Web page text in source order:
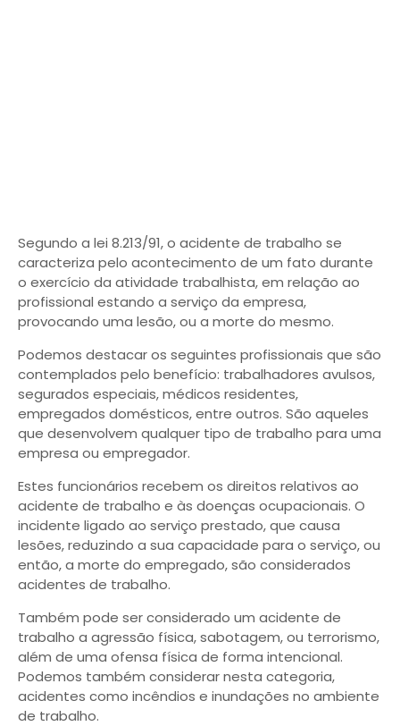
Segundo a lei 8.213/91, o acidente de trabalho se
caracteriza pelo acontecimento de um fato durante
o exercício da atividade trabalhista, em relação ao
profissional estando a serviço da empresa,
provocando uma lesão, ou a morte do mesmo.
Podemos destacar os seguintes profissionais que são
contemplados pelo benefício: trabalhadores avulsos,
segurados especiais, médicos residentes,
empregados domésticos, entre outros. São aqueles
que desenvolvem qualquer tipo de trabalho para uma
empresa ou empregador.
Estes funcionários recebem os direitos relativos ao
acidente de trabalho e às doenças ocupacionais. O
incidente ligado ao serviço prestado, que causa
lesões, reduzindo a sua capacidade para o serviço, ou
então, a morte do empregado, são considerados
acidentes de trabalho.
Também pode ser considerado um acidente de
trabalho a agressão física, sabotagem, ou terrorismo,
além de uma ofensa física de forma intencional.
Podemos também considerar nesta categoria,
acidentes como incêndios e inundações no ambiente
de trabalho.